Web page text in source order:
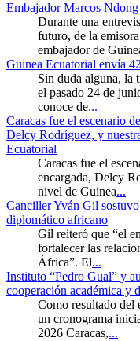
Embajador Marcos
Durante una
futuro, de la
embajador de
Guinea Ecuatorial envía
Sin duda alguna, la
el pasado 24 de
conoce de...
Caracas fue el escenario
Delcy Rodríguez, y
Ecuatorial
Caracas fue el
encargada, Delcy
nivel de Guinea...
Canciller Yván Gil
diplomático africano
Gil reiteró que “el
fortalecer las
África”. El...
Instituto “Pedro Gual” y
cooperación académica y
Como resultado del
un cronograma
2026 Caracas,...